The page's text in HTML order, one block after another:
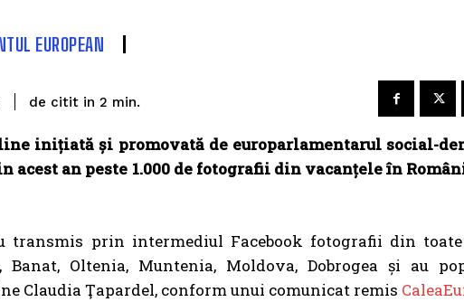
EUROPEAN
de citit in 2 min.
inițiată și promovată de europarlamentarul social-
acest an peste 1.000 de fotografii din vacanțele în
transmis prin intermediul Facebook fotografii din
Banat, Oltenia, Muntenia, Moldova, Dobrogea și au
Claudia Ţapardel, conform unui comunicat remis